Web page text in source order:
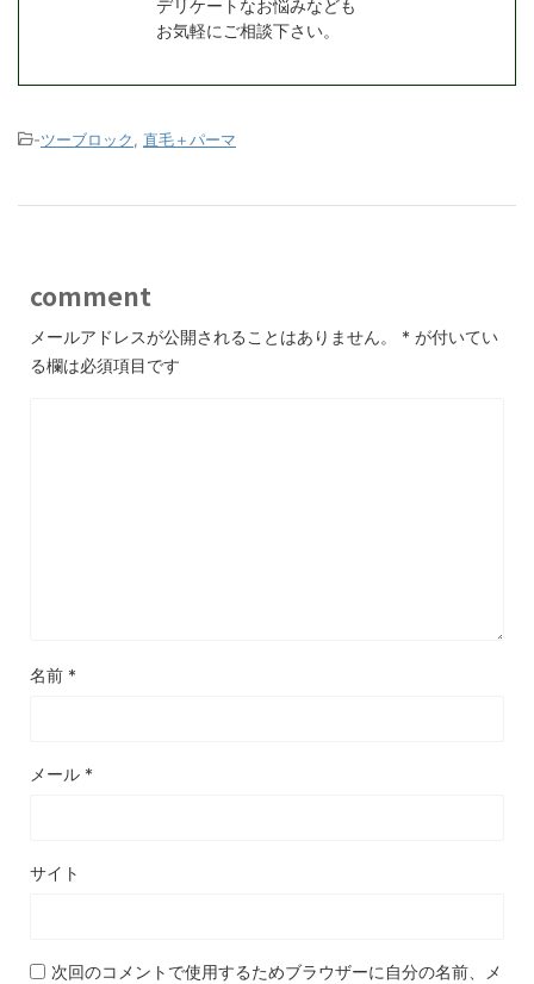
デリケートなお悩みなども
お気軽にご相談下さい。
-ツーブロック 直毛＋パーマ
comment
メールアドレスが公開されることはありません。 * が付いてい
る欄は必須項目です
名前 *
メール *
サイト
次回のコメントで使用するためブラウザーに自分の名前、メ